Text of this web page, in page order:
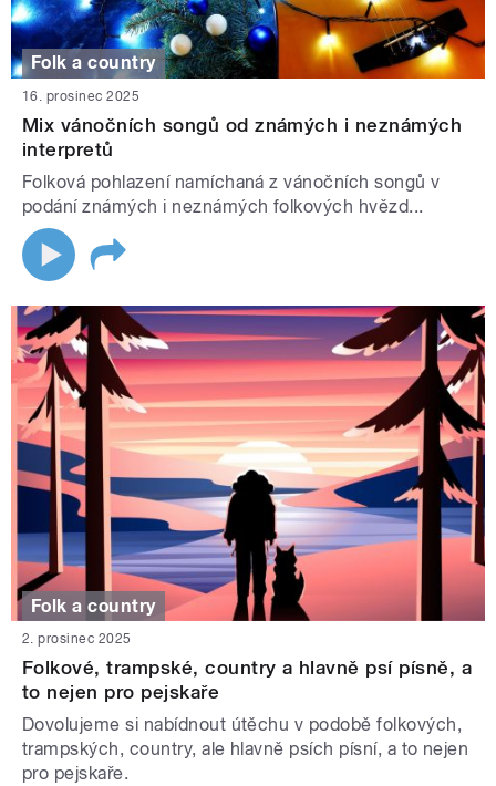
Folk a country
16. prosinec 2025
Mix vánočních songů od známých i neznámých
interpretů
Folková pohlazení namíchaná z vánočních songů v
podání známých i neznámých folkových hvězd...
Folk a country
2. prosinec 2025
Folkové, trampské, country a hlavně psí písně, a
to nejen pro pejskaře
Dovolujeme si nabídnout útěchu v podobě folkových,
trampských, country, ale hlavně psích písní, a to nejen
pro pejskaře.